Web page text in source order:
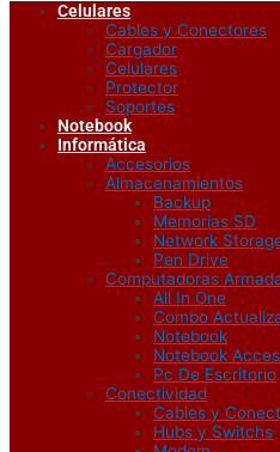
Celulares
Cables y Conectores
Cargador
Celulares
Protector
Soportes
Notebook
Informática
Accesorios
Almacenamientos
Backup
Memorias SD
Network
Pen Drive
Computadoras
All In One
Combo
Notebook
Notebook
Pc De Escritorio
Conectividad
Cables y
Hubs y Switchs